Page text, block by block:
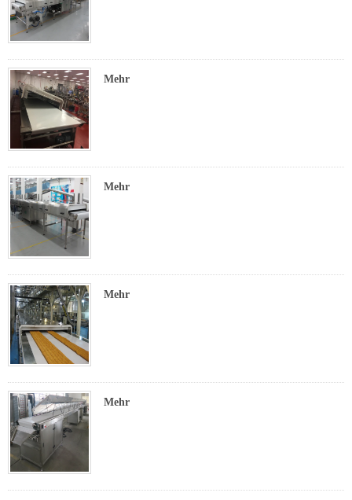
Mehr
Mehr
Mehr
Mehr